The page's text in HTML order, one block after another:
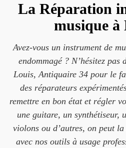
La Réparation
musique à
Avez-vous un instrument de
endommagé ? N’hésitez
Louis, Antiquaire 34 pour le
des réparateurs
remettre en bon état et régler
une guitare, un synthétiseur,
violons ou d’autres, on peut
avec nos outils à usage